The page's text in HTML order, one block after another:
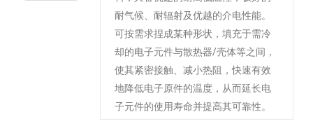
耐气候、耐辐射及优越的介电性能。
可按需求捏成某种形状，填充于需冷
却的电子元件与散热器/壳体等之间，
使其紧密接触、减小热阻，快速有效
地降低电子原件的温度，从而延长电
子元件的使用寿命并提高其可靠性。